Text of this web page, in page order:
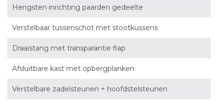
Hengsten inrichting paarden gedeelte
Verstelbaar tussenschot met stootkussens
Draaistang met transparantie flap
Afsluitbare kast met opbergplanken
Verstelbare zadelsteunen + hoofdstelsteunen